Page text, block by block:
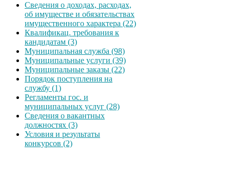
Сведения о доходах, расходах,
об имуществе и обязательствах
имущественного характера (22)
Квалификац. требования к
кандидатам (3)
Муниципальная служба (98)
Муниципальные услуги (39)
Муниципальные заказы (22)
Порядок поступления на
службу (1)
Регламенты гос. и
муниципальных услуг (28)
Сведения о вакантных
должностях (3)
Условия и результаты
конкурсов (2)